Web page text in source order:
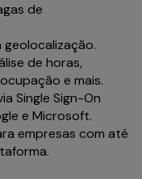
de
de horas,
e mais.
Single Sign-On
e Microsoft.
empresas com até